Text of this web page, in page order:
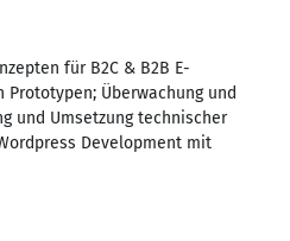
für B2C & B2B E-
Überwachung und
und Umsetzung technischer
Development mit